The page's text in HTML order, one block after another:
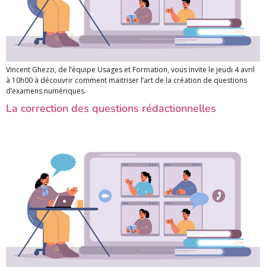
Vincent Ghezzi, de l’équipe Usages et Formation, vous invite le jeudi 4 avril
à 10h00 à découvrir comment maitriser l’art de la création de questions
d’examens numériques.
La correction des questions rédactionnelles